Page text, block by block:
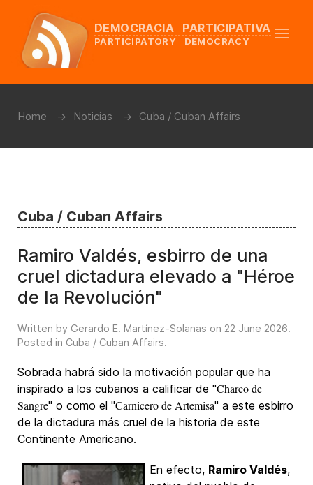
DEMOCRACIA PARTICIPATIVA
PARTICIPATORY DEMOCRACY
Home Noticias Cuba / Cuban Affairs
Cuba / Cuban Affairs
Ramiro Valdés, esbirro de una
cruel dictadura elevado a "Héroe
de la Revolución"
Written by Gerardo E. Martínez-Solanas on 22 June 2026.
Posted in Cuba / Cuban Affairs.
Sobrada habrá sido la motivación popular que ha
inspirado a los cubanos a calificar de "Charco de
Sangre" o como el "Carnicero de Artemisa" a este esbirro
de la dictadura más cruel de la historia de este
Continente Americano.
En efecto, Ramiro Valdés,